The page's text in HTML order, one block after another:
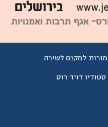
סטודיו דויד רוס